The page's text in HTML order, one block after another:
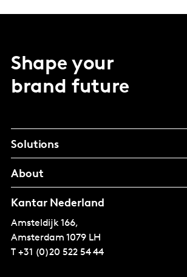
Shape your
brand future
Solutions
About
Kantar Nederland
Amsteldijk 166,
Amsterdam 1079 LH
T +31 (0)20 522 54 44